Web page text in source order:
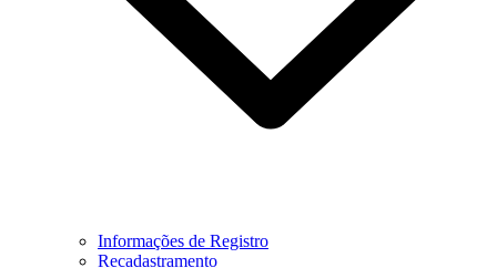
Informações de Registro
Recadastramento